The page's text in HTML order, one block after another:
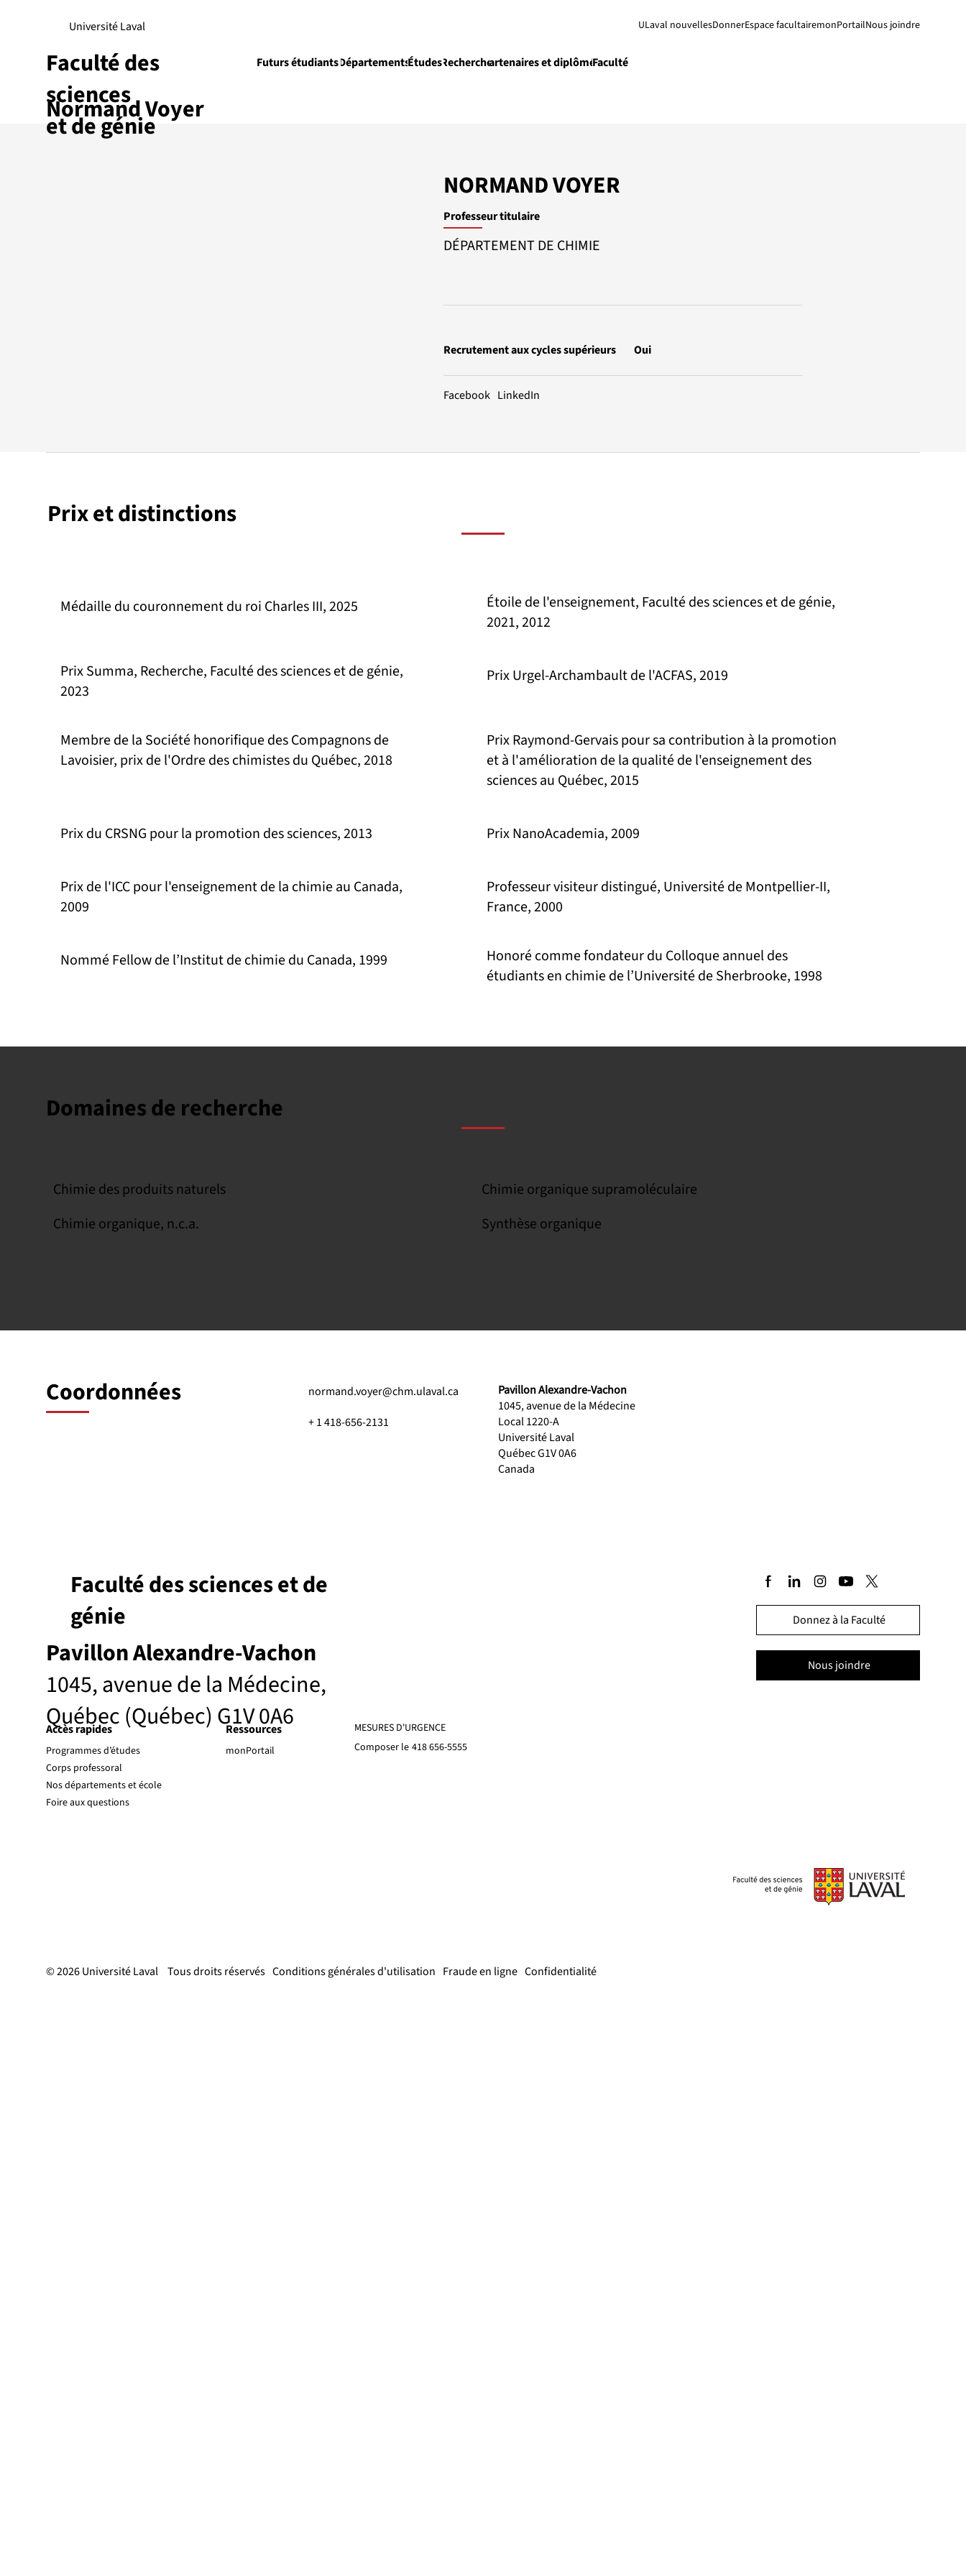
Normand Voyer
Université Laval ULaval nouvellesDonnerEspace facultairemonPortailNous joindre
Futurs étudiantsDépartementsÉtudesRecherchePartenaires et diplômésFaculté
Faculté des
sciences
et de génie
NORMAND VOYER
Professeur titulaire
DÉPARTEMENT DE CHIMIE
Recrutement aux cycles supérieurs Oui
Facebook LinkedIn
Prix et distinctions
Médaille du couronnement du roi Charles III, 2025
Étoile de l'enseignement, Faculté des sciences et de génie,
2021, 2012
Prix Summa, Recherche, Faculté des sciences et de génie,
2023
Prix Urgel-Archambault de l'ACFAS, 2019
Membre de la Société honorifique des Compagnons de
Lavoisier, prix de l'Ordre des chimistes du Québec, 2018
Prix Raymond-Gervais pour sa contribution à la promotion
et à l'amélioration de la qualité de l'enseignement des
sciences au Québec, 2015
Prix du CRSNG pour la promotion des sciences, 2013 Prix NanoAcademia, 2009
Prix de l'ICC pour l'enseignement de la chimie au Canada,
2009
Professeur visiteur distingué, Université de Montpellier-II,
France, 2000
Nommé Fellow de l’Institut de chimie du Canada, 1999
Honoré comme fondateur du Colloque annuel des
étudiants en chimie de l’Université de Sherbrooke, 1998
Domaines de recherche
Chimie des produits naturels
Chimie organique supramoléculaire
Chimie organique, n.c.a.
Synthèse organique
Coordonnées
normand.voyer@chm.ulaval.ca
+ 1 418-656-2131
Pavillon Alexandre-Vachon
1045, avenue de la Médecine
Local 1220-A
Université Laval
Québec G1V 0A6
Canada
Pavillon Alexandre-Vachon
1045, avenue de la Médecine,
Québec (Québec) G1V 0A6
Faculté des sciences et de
génie
Donnez à la Faculté
Nous joindre
MESURES D'URGENCE
Composer le 418 656-5555
Accès rapides Ressources
Programmes d’études
Corps professoral
Nos départements et école
Foire aux questions
monPortail
Tous droits réservés
© 2026 Université Laval Conditions générales d'utilisation Fraude en ligne Confidentialité